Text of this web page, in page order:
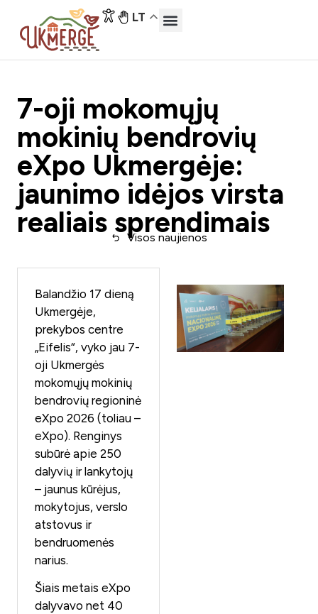
LT
7-oji mokomųjų
mokinių bendrovių
eXpo Ukmergėje:
jaunimo idėjos virsta
realiais sprendimais
Visos naujienos
Balandžio 17 dieną
Ukmergėje,
prekybos centre
„Eifelis“, vyko jau 7-
oji Ukmergės
mokomųjų mokinių
bendrovių regioninė
eXpo 2026 (toliau –
eXpo). Renginys
subūrė apie 250
dalyvių ir lankytojų
– jaunus kūrėjus,
mokytojus, verslo
atstovus ir
bendruomenės
narius.
Šiais metais eXpo
dalyvavo net 40